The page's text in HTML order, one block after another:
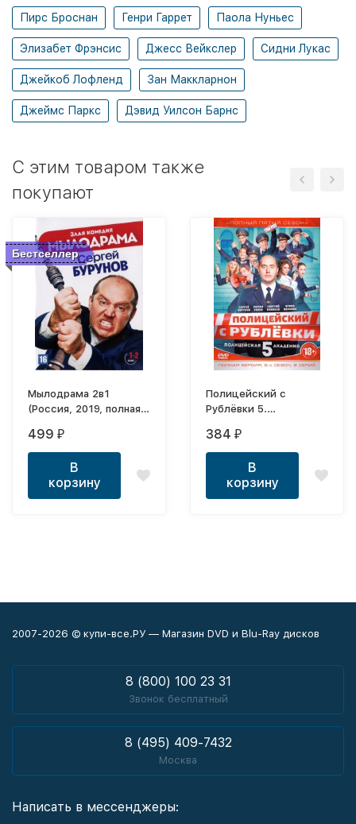
Пирс Броснан Генри Гаррет Паола Нуньес
Элизабет Фрэнсис Джесс Вейкслер Сидни Лукас
Джейкоб Лофленд Зан Маккларнон
Джеймс Паркс Дэвид Уилсон Барнс
C этим товаром также
покупают
Бестселлер
Мылодрама 2в1
(Россия, 2019, полная
серий) (без цензуры)
499 ₽
В
корзину
Полицейский с
Рублёвки 5.
(8 серий, полная
версия)
384 ₽
В
корзину
2007-2026 © купи-все.РУ — Магазин DVD и Blu-Ray дисков
8 (800) 100 23 31
Звонок бесплатный
8 (495) 409-7432
Москва
Написать в мессенджеры: